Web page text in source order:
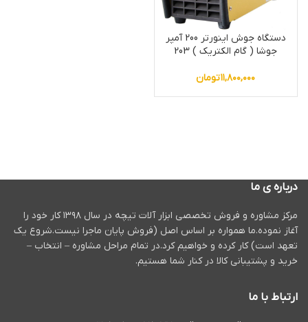
دستگاه جوش اینورتر 200 آمپر
جوشا ( گام الکتریک ) 203
۱۱,۸۰۰,۰۰۰تومان
درباره ی ما
مرکز مشاوره و فروش تخصصی ابزار آلات تیچه در سال ۱۳۹۸ کار خود را
آغاز نموده.ما همواره بر اساس اصل (فروش پایان ماجرا نیست.شروع یک
تعهد است) کار کرده و خواهیم کرد.در تمام مراحل مشاوره – انتخاب –
خرید و پشتیبانی کالا در کنار شما هستیم.
ارتباط با ما